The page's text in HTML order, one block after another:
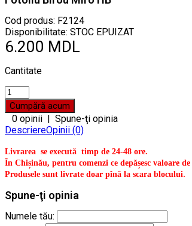
Cod produs: F2124
Disponibilitate: STOC EPUIZAT
6.200 MDL
Cantitate
0 opinii | Spune-ţi opinia
DescriereOpinii (0)
Livrarea se execută timp de 24-48 ore.
În Chișinău, pentru comenzi ce depășesc valoare
Produsele sunt livrate doar pînă la scara blocului.
Spune-ţi opinia
Numele tău: